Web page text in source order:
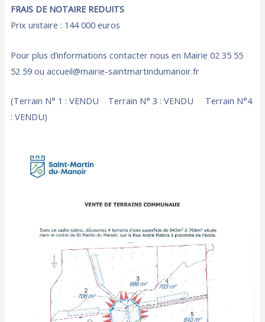
FRAIS DE NOTAIRE REDUITS
Prix unitaire : 144 000 euros
Pour plus d’informations contacter nous en Mairie 02 35 55
52 59 ou accueil@mairie-saintmartindumanoir.fr
(Terrain N° 1 : VENDU Terrain N° 3 : VENDU Terrain N°4
: VENDU)